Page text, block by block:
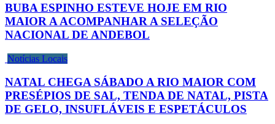
BUBA ESPINHO ESTEVE HOJE EM RIO
MAIOR A ACOMPANHAR A SELEÇÃO
NACIONAL DE ANDEBOL
Notícias Locais
NATAL CHEGA SÁBADO A RIO MAIOR COM
PRESÉPIOS DE SAL, TENDA DE NATAL, PISTA
DE GELO, INSUFLÁVEIS E ESPETÁCULOS